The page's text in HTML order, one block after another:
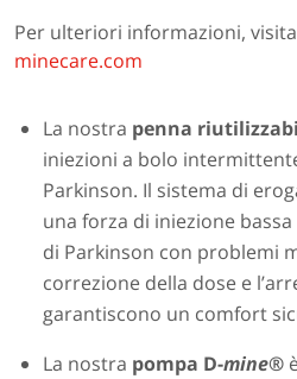
Per ulteriori informazioni,
minecare.com
La nostra penna
iniezioni a bolo
Parkinson. Il sistema di
una forza di iniezione
di Parkinson con problemi
correzione della dose e
garantiscono un comfort
La nostra pompa D-mine®